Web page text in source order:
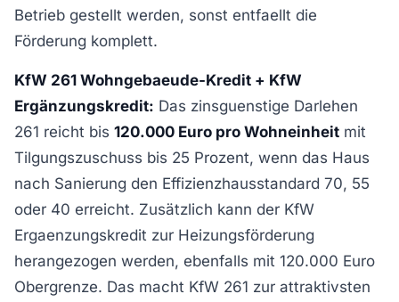
Betrieb gestellt werden, sonst entfaellt die
Förderung komplett.
KfW 261 Wohngebaeude-Kredit + KfW
Ergänzungskredit: Das zinsguenstige Darlehen
261 reicht bis 120.000 Euro pro Wohneinheit mit
Tilgungszuschuss bis 25 Prozent, wenn das Haus
nach Sanierung den Effizienzhausstandard 70, 55
oder 40 erreicht. Zusätzlich kann der KfW
Ergaenzungskredit zur Heizungsförderung
herangezogen werden, ebenfalls mit 120.000 Euro
Obergrenze. Das macht KfW 261 zur attraktivsten